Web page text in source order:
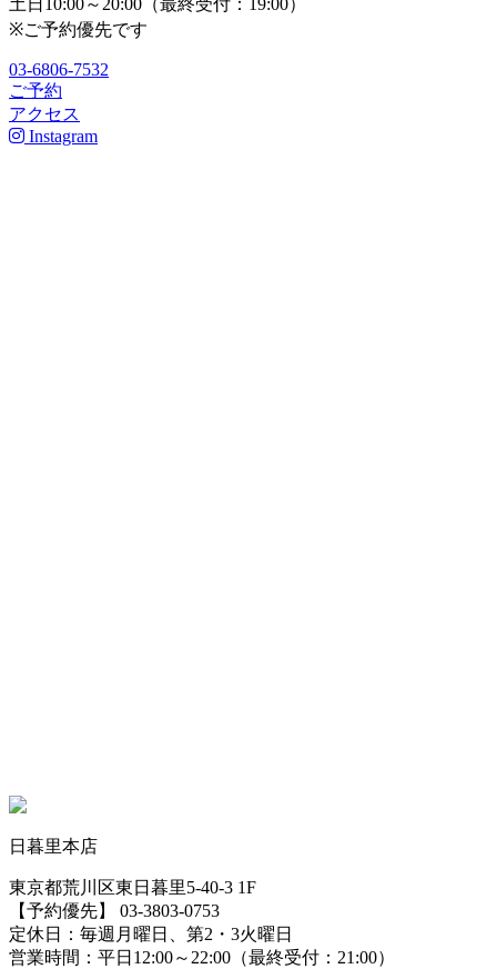
土日10:00～20:00（最終受付：19:00）
※ご予約優先です
03-6806-7532
ご予約
アクセス
Instagram
日暮里本店
東京都荒川区東日暮里5-40-3 1F
【予約優先】 03-3803-0753
定休日：毎週月曜日、第2・3火曜日
営業時間：平日12:00～22:00（最終受付：21:00）